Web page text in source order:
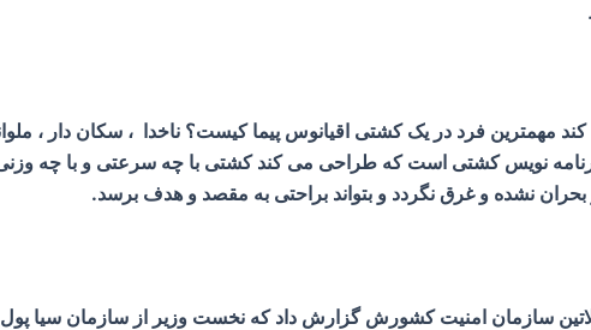
مهمترین فرد در یک کشتی اقیانوس پیما کیست؟ ناخدا ، سکان دار ،
نویس کشتی است که طراحی می کند کشتی با چه سرعتی و با چه وزنی
نشده و غرق نگردد و بتواند براحتی به مقصد و هدف برسد.
سازمان امنيت كشورش گزارش داد كه نخست وزير از سازمان سيا